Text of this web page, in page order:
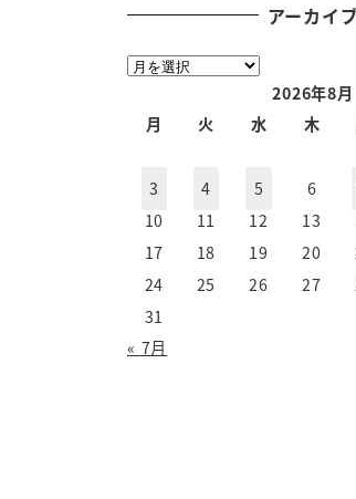
アーカイ
ア
2026年8月
月
火 水 木
3
4 5 6
10
11 12 13
17
18 19 20
24
25 26 27
31
« 7月